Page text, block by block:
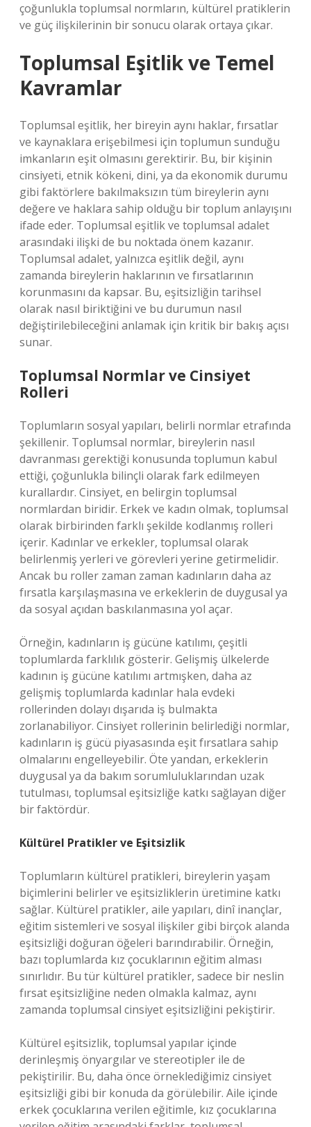
çoğunlukla toplumsal normların, kültürel pratiklerin
ve güç ilişkilerinin bir sonucu olarak ortaya çıkar.
Toplumsal Eşitlik ve Temel
Kavramlar
Toplumsal eşitlik, her bireyin aynı haklar, fırsatlar
ve kaynaklara erişebilmesi için toplumun sunduğu
imkanların eşit olmasını gerektirir. Bu, bir kişinin
cinsiyeti, etnik kökeni, dini, ya da ekonomik durumu
gibi faktörlere bakılmaksızın tüm bireylerin aynı
değere ve haklara sahip olduğu bir toplum anlayışını
ifade eder. Toplumsal eşitlik ve toplumsal adalet
arasındaki ilişki de bu noktada önem kazanır.
Toplumsal adalet, yalnızca eşitlik değil, aynı
zamanda bireylerin haklarının ve fırsatlarının
korunmasını da kapsar. Bu, eşitsizliğin tarihsel
olarak nasıl biriktiğini ve bu durumun nasıl
değiştirilebileceğini anlamak için kritik bir bakış açısı
sunar.
Toplumsal Normlar ve Cinsiyet
Rolleri
Toplumların sosyal yapıları, belirli normlar etrafında
şekillenir. Toplumsal normlar, bireylerin nasıl
davranması gerektiği konusunda toplumun kabul
ettiği, çoğunlukla bilinçli olarak fark edilmeyen
kurallardır. Cinsiyet, en belirgin toplumsal
normlardan biridir. Erkek ve kadın olmak, toplumsal
olarak birbirinden farklı şekilde kodlanmış rolleri
içerir. Kadınlar ve erkekler, toplumsal olarak
belirlenmiş yerleri ve görevleri yerine getirmelidir.
Ancak bu roller zaman zaman kadınların daha az
fırsatla karşılaşmasına ve erkeklerin de duygusal ya
da sosyal açıdan baskılanmasına yol açar.
Örneğin, kadınların iş gücüne katılımı, çeşitli
toplumlarda farklılık gösterir. Gelişmiş ülkelerde
kadının iş gücüne katılımı artmışken, daha az
gelişmiş toplumlarda kadınlar hala evdeki
rollerinden dolayı dışarıda iş bulmakta
zorlanabiliyor. Cinsiyet rollerinin belirlediği normlar,
kadınların iş gücü piyasasında eşit fırsatlara sahip
olmalarını engelleyebilir. Öte yandan, erkeklerin
duygusal ya da bakım sorumluluklarından uzak
tutulması, toplumsal eşitsizliğe katkı sağlayan diğer
bir faktördür.
Kültürel Pratikler ve Eşitsizlik
Toplumların kültürel pratikleri, bireylerin yaşam
biçimlerini belirler ve eşitsizliklerin üretimine katkı
sağlar. Kültürel pratikler, aile yapıları, dinî inançlar,
eğitim sistemleri ve sosyal ilişkiler gibi birçok alanda
eşitsizliği doğuran öğeleri barındırabilir. Örneğin,
bazı toplumlarda kız çocuklarının eğitim alması
sınırlıdır. Bu tür kültürel pratikler, sadece bir neslin
fırsat eşitsizliğine neden olmakla kalmaz, aynı
zamanda toplumsal cinsiyet eşitsizliğini pekiştirir.
Kültürel eşitsizlik, toplumsal yapılar içinde
derinleşmiş önyargılar ve stereotipler ile de
pekiştirilir. Bu, daha önce örneklediğimiz cinsiyet
eşitsizliği gibi bir konuda da görülebilir. Aile içinde
erkek çocuklarına verilen eğitimle, kız çocuklarına